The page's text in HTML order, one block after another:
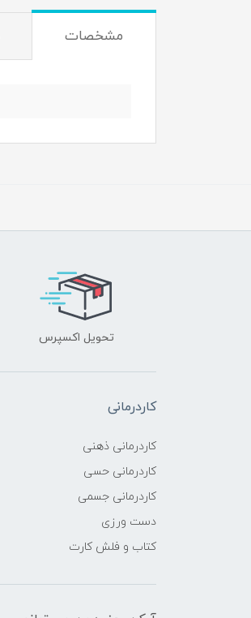
مشخصات
تحویل اکسپرس
کاردرمانی
کاردرمانی ذهنی
کاردرمانی حسی
کاردرمانی جسمی
دست ورزی
کتاب و فلش کارت